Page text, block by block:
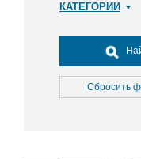
КАТЕГОРИИ
Досуг, туризм
Культура
Медицина
Сбросить